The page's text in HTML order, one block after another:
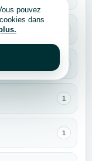
1
1
pouvez
dans